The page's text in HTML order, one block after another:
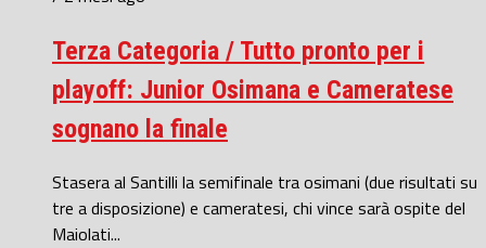
Terza Categoria / Tutto pronto per i
playoff: Junior Osimana e Cameratese
sognano la finale
Stasera al Santilli la semifinale tra osimani (due risultati su
tre a disposizione) e cameratesi, chi vince sarà ospite del
Maiolati...